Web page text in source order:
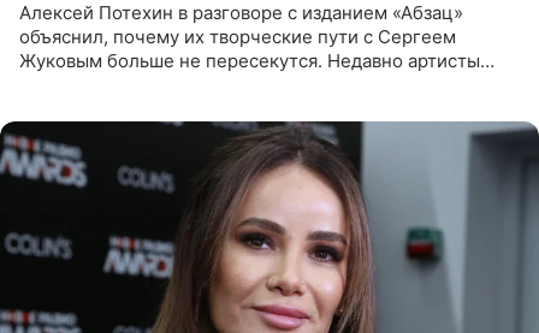
Алексей Потехин в разговоре с изданием «Абзац»
объяснил, почему их творческие пути с Сергеем
Жуковым больше не пересекутся. Недавно артисты